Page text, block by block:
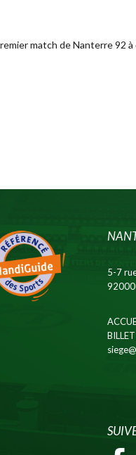
match de Nanterre 92
5-7
92000